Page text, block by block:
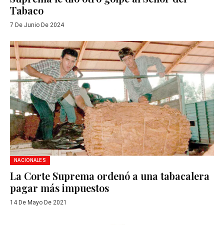
Tabaco
7 De Junio De 2024
NACIONALES
La Corte Suprema ordenó a una tabacalera
pagar más impuestos
14 De Mayo De 2021